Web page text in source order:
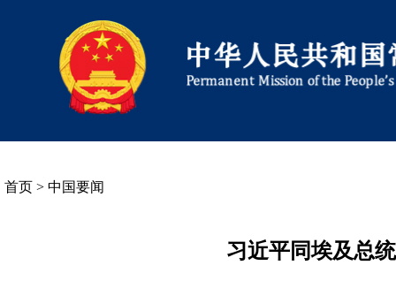
首页 > 中国要闻
习近平同埃及总